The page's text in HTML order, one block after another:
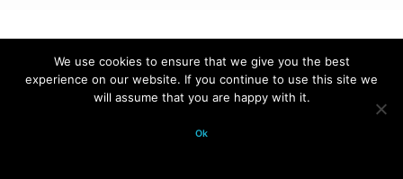
We use cookies to ensure that we give you the best
experience on our website. If you continue to use this site we
will assume that you are happy with it.
Ok